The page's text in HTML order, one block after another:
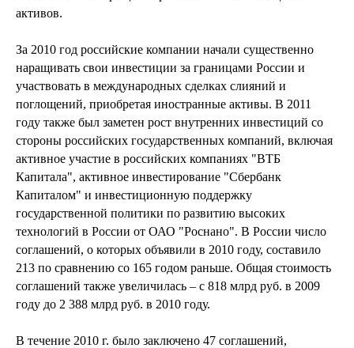
активов.
За 2010 год российские компании начали существенно
наращивать свои инвестиции за границами России и
участвовать в международных сделках слияний и
поглощений, приобретая иностранные активы. В 2011
году также был заметен рост внутренних инвестиций со
стороны российских государственных компаний, включая
активное участие в российских компаниях "ВТБ
Капитала", активное инвестирование "Сбербанк
Капиталом" и инвестиционную поддержку
государственной политики по развитию высоких
технологий в России от ОАО "Роснано". В России число
соглашений, о которых объявили в 2010 году, составило
213 по сравнению со 165 годом раньше. Общая стоимость
соглашений также увеличилась – с 818 млрд руб. в 2009
году до 2 388 млрд руб. в 2010 году.
В течение 2010 г. было заключено 47 соглашений,